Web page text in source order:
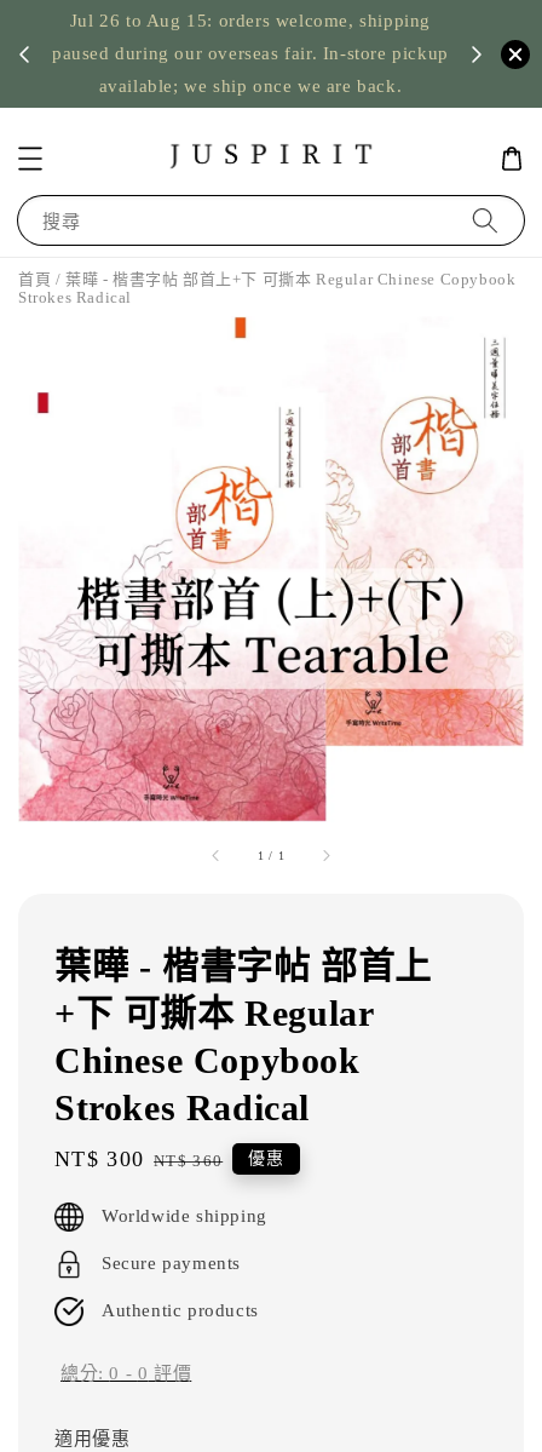
Jul 26 to Aug 15: orders welcome, shipping
paused during our overseas fair. In-store pickup
available; we ship once we are back.
US
搜尋
首頁 / 葉曄 - 楷書字帖 部首上+下 可撕本 Regular Chinese Copybook
Strokes Radical
1 / 1
葉曄 - 楷書字帖 部首上
+下 可撕本 Regular
Chinese Copybook
Strokes Radical
Sale
NT$ 300 Regular
NT$ 360 優惠
Worldwide shipping
Secure payments
Authentic products
總分:0 - 0 評價
適用優惠